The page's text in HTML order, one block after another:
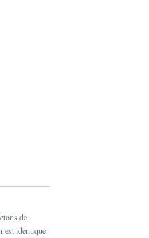
de
est identique